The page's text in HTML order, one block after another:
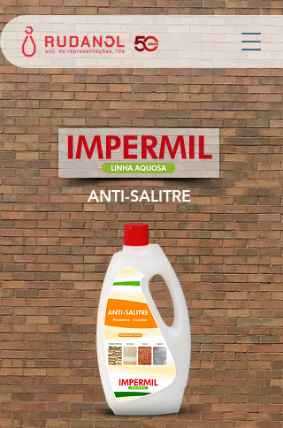
ANTI-SALITRE